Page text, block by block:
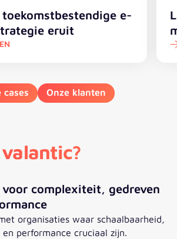
e-
eruit
cases Onze klanten
voor complexiteit, gedreven
organisaties waar schaalbaarheid,
performance cruciaal zijn.